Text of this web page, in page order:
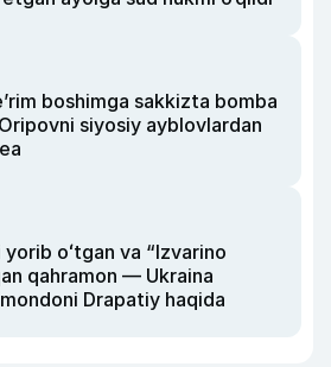
boshimga sakkizta bomba
siyosiy ayblovlardan
oʻtgan va “Izvarino
qahramon — Ukraina
Drapatiy haqida